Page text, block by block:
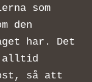
som
den
har. Det
alltid
så att